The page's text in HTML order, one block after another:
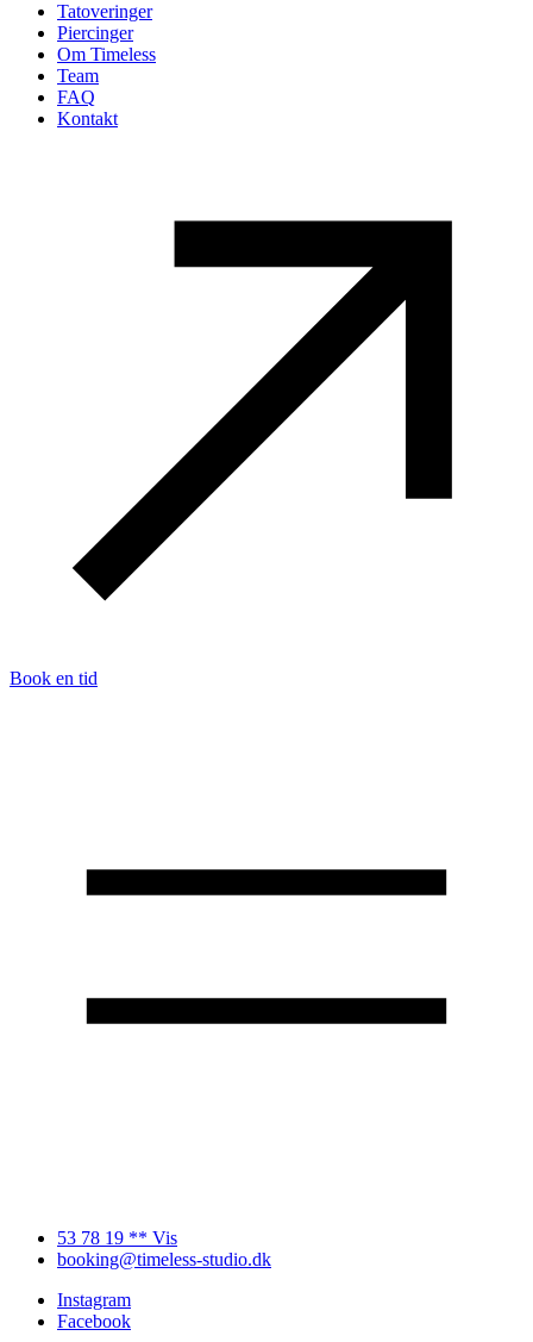
Tatoveringer
Piercinger
Om Timeless
Team
FAQ
Kontakt
Book en tid
53 78 19 ** Vis
booking@timeless-studio.dk
Instagram
Facebook